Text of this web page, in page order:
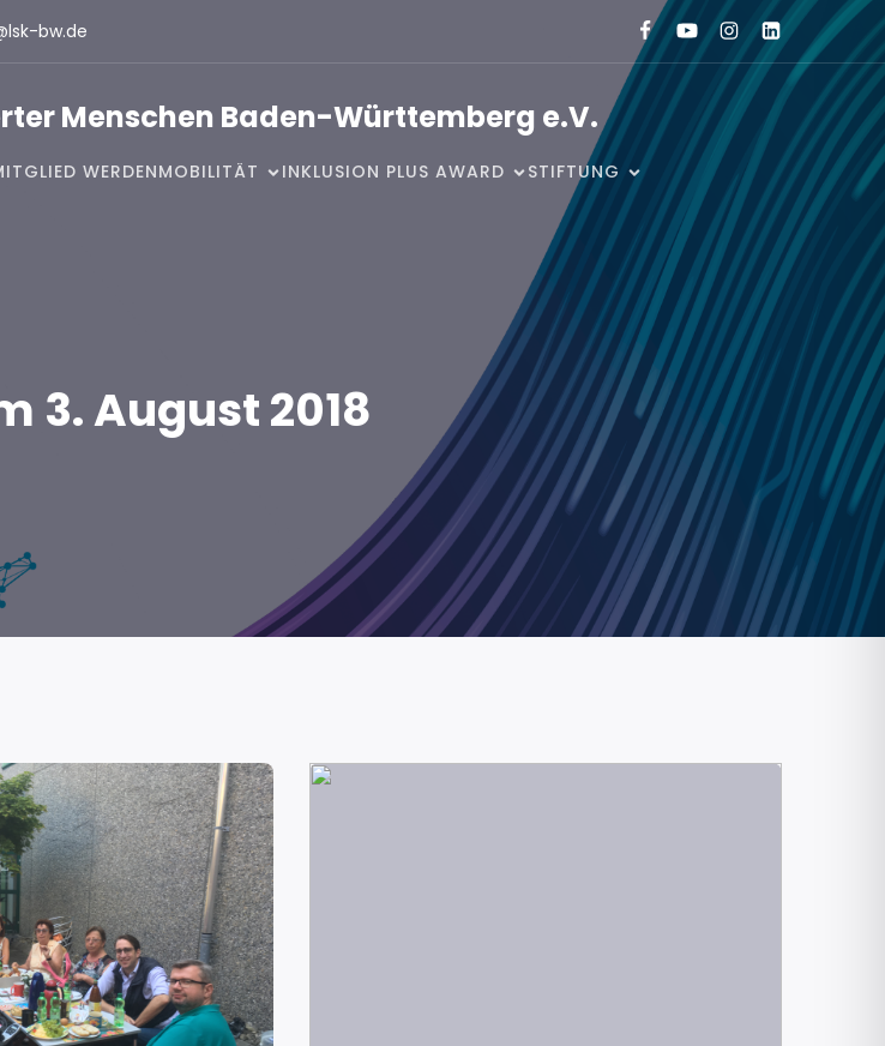
bw.de
Menschen Baden-Württemberg e.V.
WERDENMOBILITÄT INKLUSION PLUS AWARD STIFTUNG
3. August 2018